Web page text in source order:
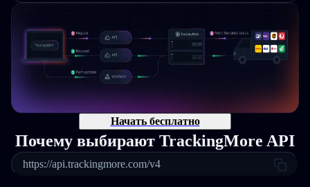
Начать бесплатно
Почему выбирают TrackingMore API
https://api.trackingmore.com/v4